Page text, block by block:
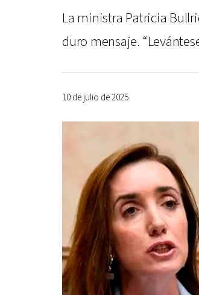
La ministra Patricia
duro mensaje.
10 de julio de 2025